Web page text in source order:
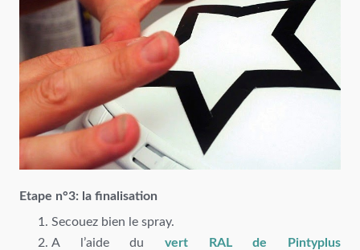
Etape n°3: la finalisation
Secouez bien le spray.
A l’aide du vert RAL de Pintyplus